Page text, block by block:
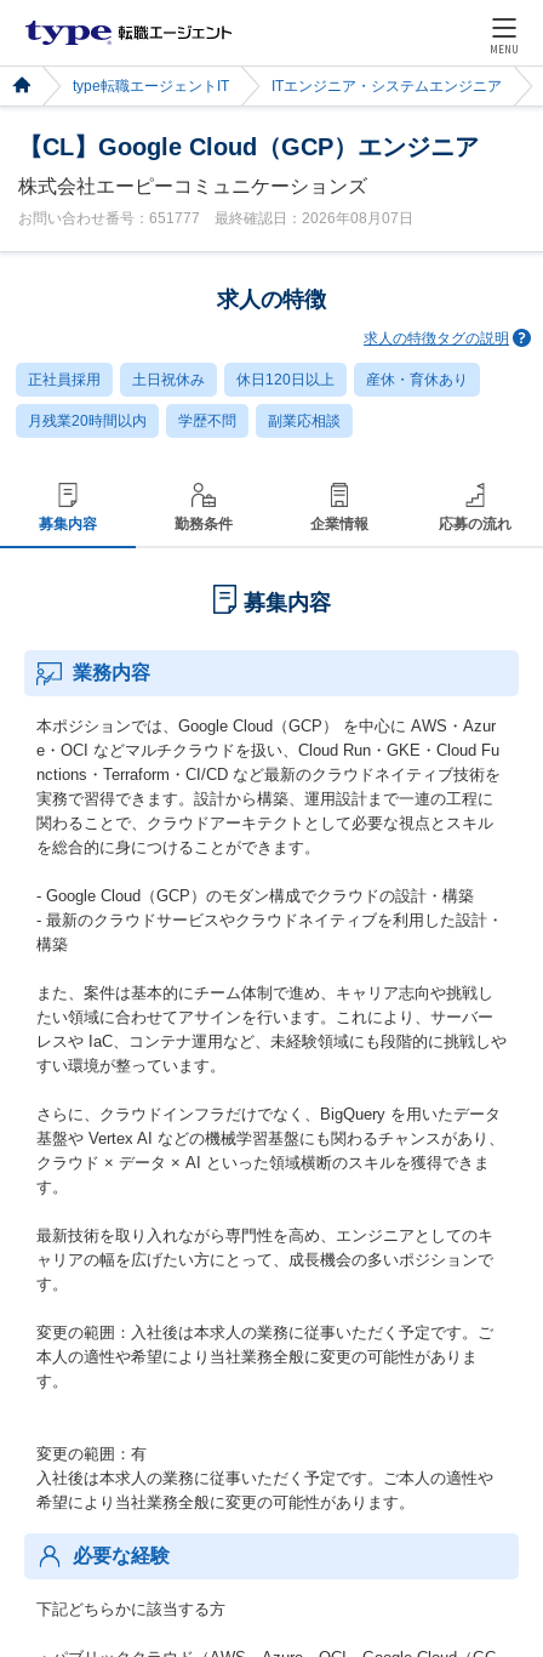
MENU
type転職エージェントIT ITエンジニア・システムエンジニア
【CL】Google Cloud（GCP）エンジニア
株式会社エーピーコミュニケーションズ
お問い合わせ番号：651777 最終確認日：2026年08月07日
求人の特徴
求人の特徴タグの説明
正社員採用 土日祝休み 休日120日以上 産休・育休あり
月残業20時間以内 学歴不問 副業応相談
募集内容 勤務条件 企業情報 応募の流れ
募集内容
業務内容
本ポジションでは、Google Cloud（GCP） を中心に AWS・Azur
e・OCI などマルチクラウドを扱い、Cloud Run・GKE・Cloud Fu
nctions・Terraform・CI/CD など最新のクラウドネイティブ技術を
実務で習得できます。設計から構築、運用設計まで一連の工程に
関わることで、クラウドアーキテクトとして必要な視点とスキル
を総合的に身につけることができます。
- Google Cloud（GCP）のモダン構成でクラウドの設計・構築
- 最新のクラウドサービスやクラウドネイティブを利用した設計・
構築
また、案件は基本的にチーム体制で進め、キャリア志向や挑戦し
たい領域に合わせてアサインを行います。これにより、サーバー
レスや IaC、コンテナ運用など、未経験領域にも段階的に挑戦しや
すい環境が整っています。
さらに、クラウドインフラだけでなく、BigQuery を用いたデータ
基盤や Vertex AI などの機械学習基盤にも関わるチャンスがあり、
クラウド × データ × AI といった領域横断のスキルを獲得できま
す。
最新技術を取り入れながら専門性を高め、エンジニアとしてのキ
ャリアの幅を広げたい方にとって、成長機会の多いポジションで
す。
変更の範囲：入社後は本求人の業務に従事いただく予定です。ご
本人の適性や希望により当社業務全般に変更の可能性がありま
す。
変更の範囲：有
入社後は本求人の業務に従事いただく予定です。ご本人の適性や
希望により当社業務全般に変更の可能性があります。
必要な経験
下記どちらかに該当する方